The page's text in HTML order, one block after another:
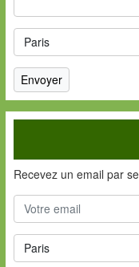
Recevez un email par